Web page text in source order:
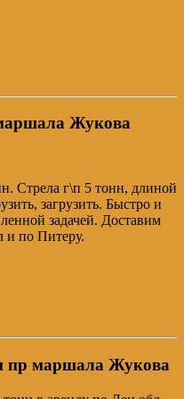
Жукова
Стрела г\п 5 тонн, длиной
загрузить. Быстро и
задачей. Доставим
и по Питеру.
пр маршала Жукова